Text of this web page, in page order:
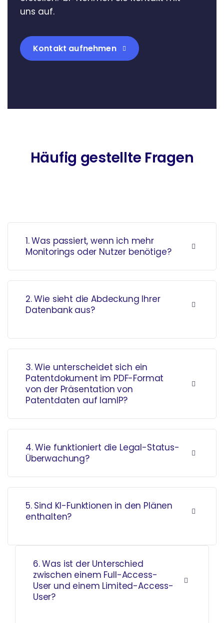
uns auf.
Kontakt aufnehmen
Häufig gestellte Fragen
1. Was passiert, wenn ich mehr
Monitorings oder Nutzer benötige?
2. Wie sieht die Abdeckung Ihrer
Datenbank aus?
3. Wie unterscheidet sich ein
Patentdokument im PDF-Format
von der Präsentation von
Patentdaten auf IamIP?
4. Wie funktioniert die Legal-Status-
Überwachung?
5. Sind KI-Funktionen in den Plänen
enthalten?
6. Was ist der Unterschied
zwischen einem Full-Access-
User und einem Limited-Access-
User?